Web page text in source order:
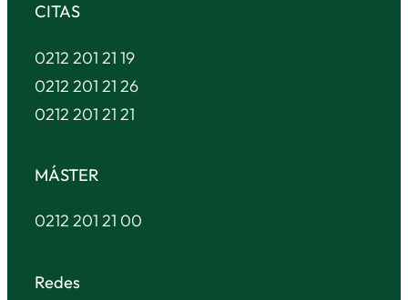
CITAS
0212 201 21 19
0212 201 21 26
0212 201 21 21
MÁSTER
0212 201 21 00
Redes